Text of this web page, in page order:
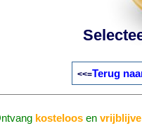
<<=Terug
kosteloosen